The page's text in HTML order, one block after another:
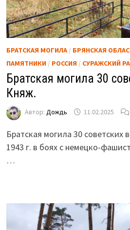
БРАТСКАЯ МОГИЛА/ БРЯНСКАЯ
ПАМЯТНИКИ/ РОССИЯ / СУРАЖСКИЙ
Братская могила 30
Княж.
Автор: Дождь 11.02.2025
Братская могила 30 советских
1943 г. в боях с немецко-
…